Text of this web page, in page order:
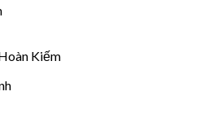
Kiếm